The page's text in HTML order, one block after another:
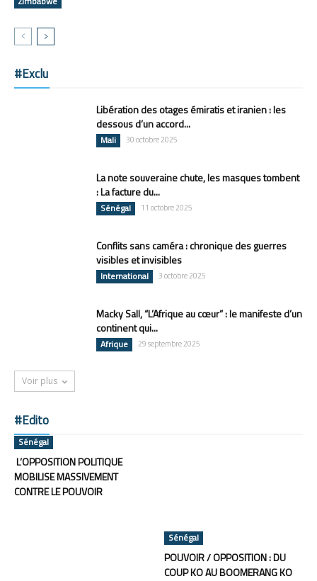
#Exclu
Libération des otages émiratis et iranien : les
dessous d’un accord...
Mali 30 octobre 2025
La note souveraine chute, les masques tombent
: La facture du...
Sénégal 11 octobre 2025
Conflits sans caméra : chronique des guerres
visibles et invisibles
International 3 octobre 2025
Macky Sall, “L’Afrique au cœur” : le manifeste d’un
continent qui...
Afrique 29 septembre 2025
Voir plus
#Edito
Sénégal
L’OPPOSITION POLITIQUE
MOBILISE MASSIVEMENT
CONTRE LE POUVOIR
Sénégal
POUVOIR / OPPOSITION : DU
COUP KO AU BOOMERANG KO